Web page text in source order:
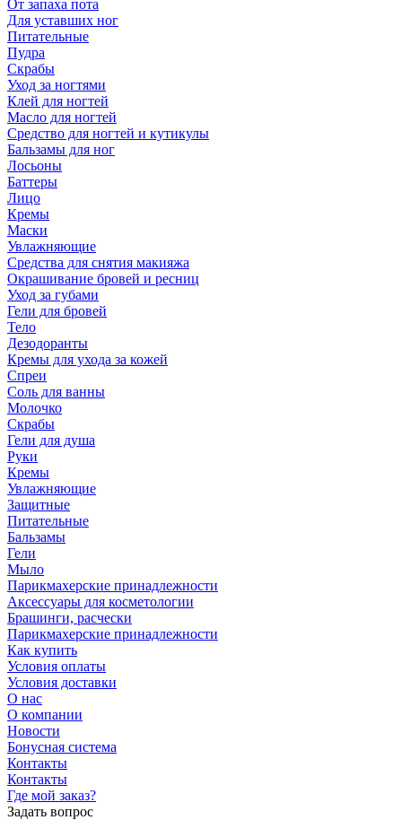
От запаха пота
Для уставших ног
Питательные
Пудра
Скрабы
Уход за ногтями
Клей для ногтей
Масло для ногтей
Средство для ногтей и кутикулы
Бальзамы для ног
Лосьоны
Баттеры
Лицо
Кремы
Маски
Увлажняющие
Средства для снятия макияжа
Окрашивание бровей и ресниц
Уход за губами
Гели для бровей
Тело
Дезодоранты
Кремы для ухода за кожей
Спреи
Соль для ванны
Молочко
Скрабы
Гели для душа
Руки
Кремы
Увлажняющие
Защитные
Питательные
Бальзамы
Гели
Мыло
Парикмахерские принадлежности
Аксессуары для косметологии
Брашинги, расчески
Парикмахерские принадлежности
Как купить
Условия оплаты
Условия доставки
О нас
О компании
Новости
Бонусная система
Контакты
Контакты
Где мой заказ?
Задать вопрос